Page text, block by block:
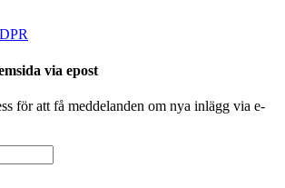
via epost
för att få meddelanden om nya inlägg via e-